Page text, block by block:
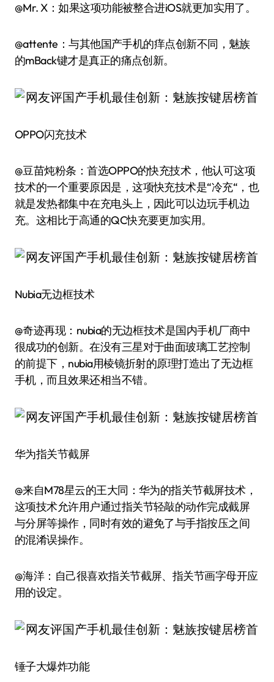
@Mr. X：如果这项功能被整合进iOS就更加实用了。
@attente：与其他国产手机的痒点创新不同，魅族
的mBack键才是真正的痛点创新。
OPPO闪充技术
@豆苗炖粉条：首选OPPO的快充技术，他认可这项
技术的一个重要原因是，这项快充技术是“冷充“，也
就是发热都集中在充电头上，因此可以边玩手机边
充。这相比于高通的QC快充要更加实用。
Nubia无边框技术
@奇迹再现：nubia的无边框技术是国内手机厂商中
很成功的创新。在没有三星对于曲面玻璃工艺控制
的前提下，nubia用棱镜折射的原理打造出了无边框
手机，而且效果还相当不错。
华为指关节截屏
@来自M78星云的王大同：华为的指关节截屏技术，
这项技术允许用户通过指关节轻敲的动作完成截屏
与分屏等操作，同时有效的避免了与手指按压之间
的混淆误操作。
@海洋：自己很喜欢指关节截屏、指关节画字母开应
用的设定。
锤子大爆炸功能